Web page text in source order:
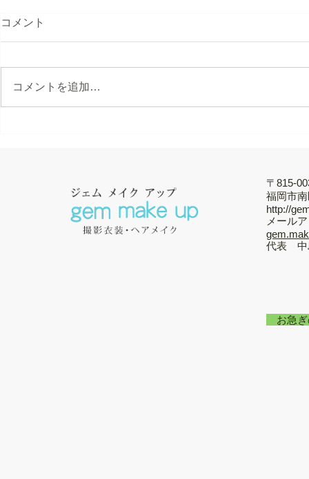
コメント
コメントを追加…
〒815-
福岡市
http://
メール
代表
お急ぎ